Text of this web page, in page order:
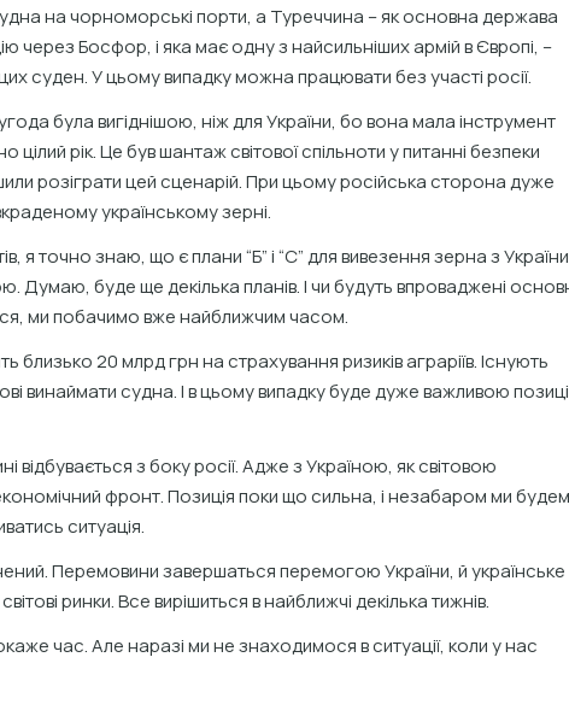
на чорноморські порти, а Туреччина – як основна держава
через Босфор, і яка має одну з найсильніших армій в Європі, –
суден. У цьому випадку можна працювати без участі росії.
була вигіднішою, ніж для України, бо вона мала інструмент
рік. Це був шантаж світової спільноти у питанні безпеки
розіграти цей сценарій. При цьому російська сторона дуже
українському зерні.
я точно знаю, що є плани “Б” і “С” для вивезення зерна з
Думаю, буде ще декілька планів. І чи будуть впроваджені
ми побачимо вже найближчим часом.
близько 20 млрд грн на страхування ризиків аграріїв. Існують
винаймати судна. І в цьому випадку буде дуже важливою
відбувається з боку росії. Адже з Україною, як світовою
фронт. Позиція поки що сильна, і незабаром ми
ситуація.
Перемовини завершаться перемогою України, й українське
ринки. Все вирішиться в найближчі декілька тижнів.
час. Але наразі ми не знаходимося в ситуації, коли у нас